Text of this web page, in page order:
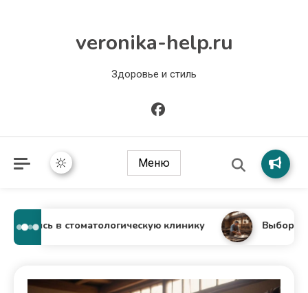
veronika-help.ru
Здоровье и стиль
Меню
в стоматологическую клинику Выбор